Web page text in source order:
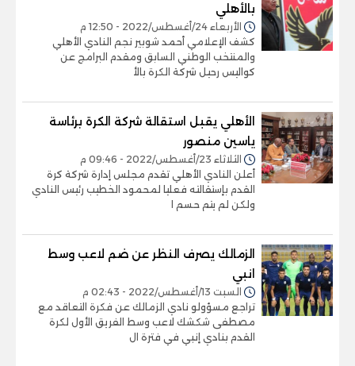
بالأهلي
الأربعاء 24/أغسطس/2022 - 12:50 م
كشف الإعلامي أحمد شوبير نجم النادي الأهلي
والمنتخب الوطني السابق ومقدم البرامج عن
كواليس رحيل شركة الكرة بالأ
الأهلي يقبل استقالة شركة الكرة برئاسة
ياسين منصور
الثلاثاء 23/أغسطس/2022 - 09:46 م
أعلن النادي الأهلي تقدم مجلس إدارة شركة كرة
القدم بإستقالته فعليا لمحمود الخطيب رئيس النادي
ولكن لم يتم حسم ا
الزمالك يصرف النظر عن ضم لاعب وسط
انبي
السبت 13/أغسطس/2022 - 02:43 م
تراجع مسؤولو نادي الزمالك عن فكرة التعاقد مع
مصطفى شكشك لاعب وسط الفريق الأول لكرة
القدم بنادي إنبي في فترة ال